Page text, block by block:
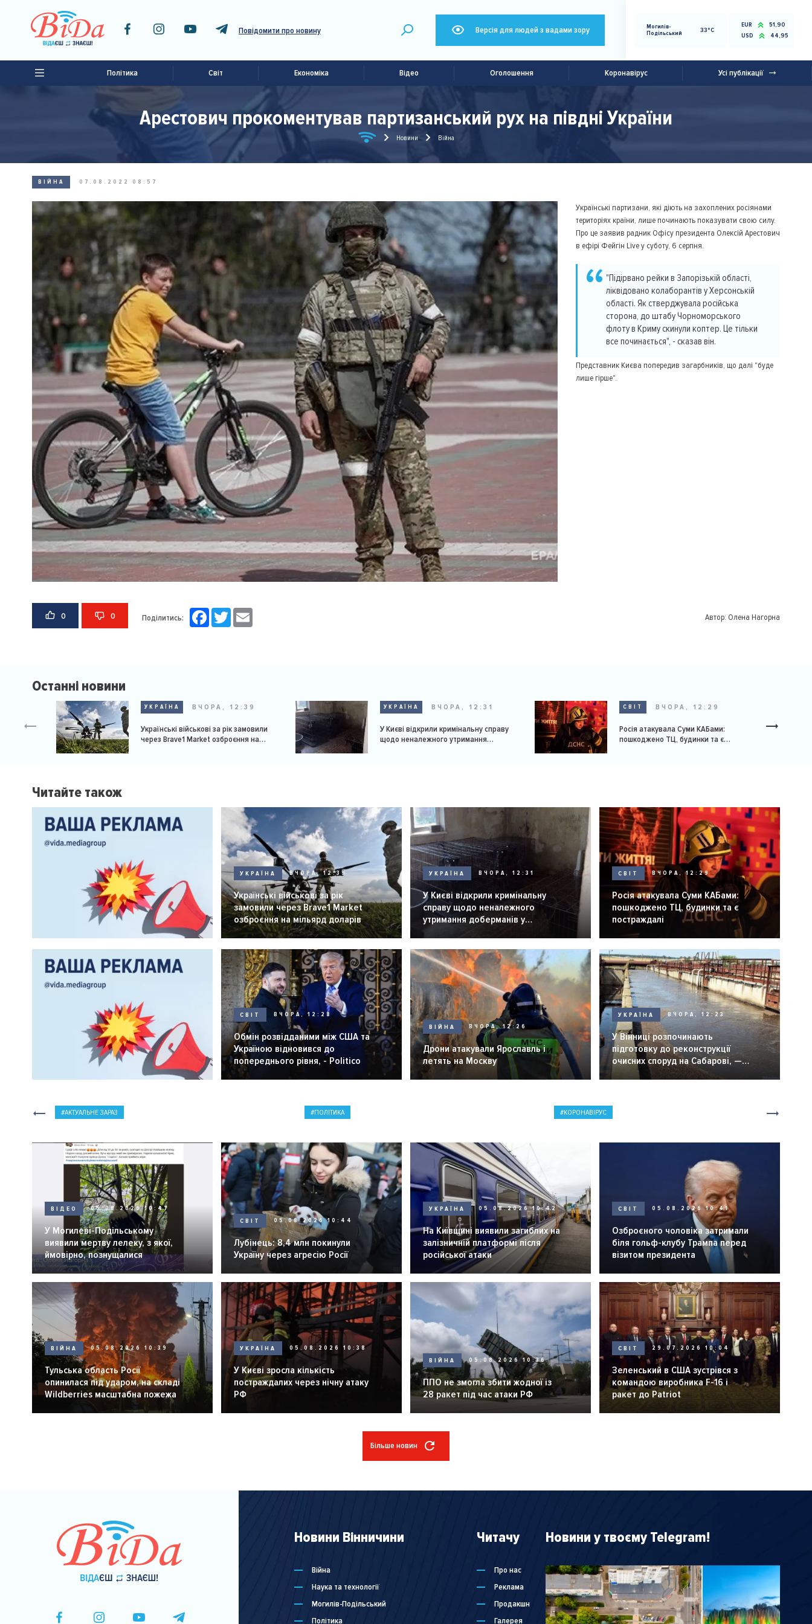
Повідомити про новину Версія для людей з вадами зору
Могилів-
Подільський
33°C
EUR
51,90
USD
44,95
Політика Світ Економіка Відео Оголошення Коронавірус Усі публікації
Арестович прокоментував партизанський рух на півдні України
Новини Війна
ВІЙНА 07.08.2022 08:57
Українські партизани, які діють на захоплених росіянами
територіях країни, лише починають показувати свою силу.
Про це заявив радник Офісу президента Олексій Арестович
в ефірі Фейгін Live у суботу, 6 серпня.
"Підірвано рейки в Запорізькій області,
ліквідовано колаборантів у Херсонській
області. Як стверджувала російська
сторона, до штабу Чорноморського
флоту в Криму скинули коптер. Це тільки
все починається", - сказав він.
Представник Києва попередив загарбників, що далі "буде
лише гірше".
0 0 Поділитись: FacebookTwitter Автор: Олена Нагорна
Останні новини
УКРАЇНА ВЧОРА, 12:39
Українські військові за рік замовили
через Brave1 Market озброєння на
УКРАЇНА ВЧОРА, 12:31
У Києві відкрили кримінальну справу
щодо неналежного утримання
СВІТ ВЧОРА, 12:29
Росія атакувала Суми КАБами:
пошкоджено ТЦ, будинки та є
Читайте також
УКРАЇНА ВЧОРА, 12:39
Українські військові за рік
замовили через Brave1 Market
озброєння на мільярд доларів
УКРАЇНА ВЧОРА, 12:31
У Києві відкрили кримінальну
справу щодо неналежного
утримання доберманів у
розпліднику
СВІТ ВЧОРА, 12:29
Росія атакувала Суми КАБами:
пошкоджено ТЦ, будинки та є
постраждалі
СВІТ ВЧОРА, 12:28
Обмін розвідданими між США та
Україною відновився до
попереднього рівня, - Politico
ВІЙНА ВЧОРА, 12:26
Дрони атакували Ярославль і
летять на Москву
УКРАЇНА ВЧОРА, 12:23
У Вінниці розпочинають
підготовку до реконструкції
очисних споруд на Сабарові, —
мер Вінниці.
АКТУАЛЬНЕ ЗАРАЗ ПОЛІТИКА КОРОНАВІРУС
ВІДЕО 05.08.2026 10:47
У Могилеві-Подільському
виявили мертву лелеку, з якої,
ймовірно, познущалися
СВІТ 05.08.2026 10:44
Лубінець: 8,4 млн покинули
Україну через агресію Росії
УКРАЇНА 05.08.2026 10:42
На Київщині виявили загиблих на
залізничній платформі після
російської атаки
СВІТ 05.08.2026 10:41
Озброєного чоловіка затримали
біля гольф-клубу Трампа перед
візитом президента
ВІЙНА 05.08.2026 10:39
Тульська область Росії
опинилася під ударом, на складі
Wildberries масштабна пожежа
УКРАЇНА 05.08.2026 10:38
У Києві зросла кількість
постраждалих через нічну атаку
РФ
ВІЙНА 05.08.2026 10:36
ППО не змогла збити жодної із
28 ракет під час атаки РФ
СВІТ 29.07.2026 10:04
Зеленський в США зустрівся з
командою виробника F-16 і
ракет до Patriot
Більше новин
Новини Вінничини
Війна
Наука та технології
Могилів-Подільський
Політика
Читачу
Про нас
Реклама
Продакшн
Галерея
Новини у твоєму Telegram!